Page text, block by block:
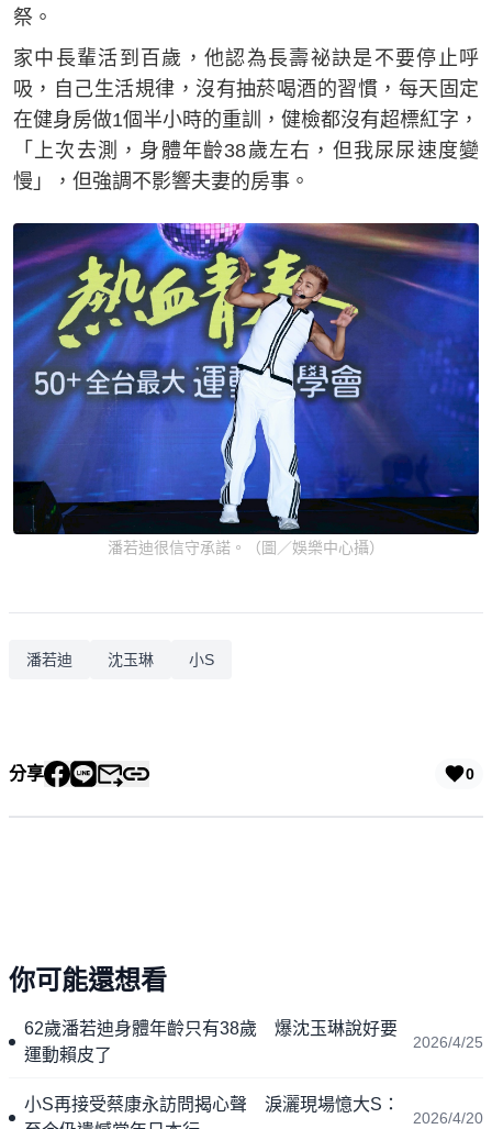
祭。
家中長輩活到百歲，他認為長壽祕訣是不要停止呼
吸，自己生活規律，沒有抽菸喝酒的習慣，每天固定
在健身房做1個半小時的重訓，健檢都沒有超標紅字，
「上次去測，身體年齡38歲左右，但我尿尿速度變
慢」，但強調不影響夫妻的房事。
潘若迪很信守承諾。（圖／娛樂中心攝）
潘若迪 沈玉琳 小S
分享 0
你可能還想看
62歲潘若迪身體年齡只有38歲 爆沈玉琳說好要
運動賴皮了
2026/4/25
小S再接受蔡康永訪問揭心聲 淚灑現場憶大S：
2026/4/20